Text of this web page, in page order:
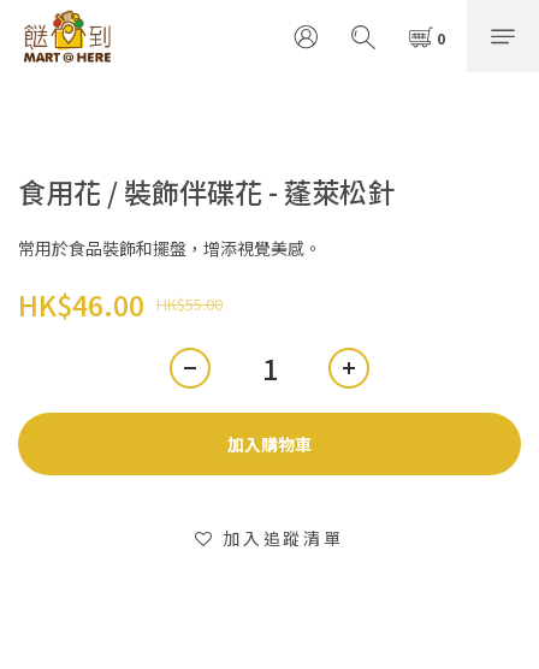
食用花 / 裝飾伴碟花 - 蓬萊松針
常用於食品裝飾和擺盤，增添視覺美感。
HK$55.00
HK$46.00
加入購物車
加入追蹤清單